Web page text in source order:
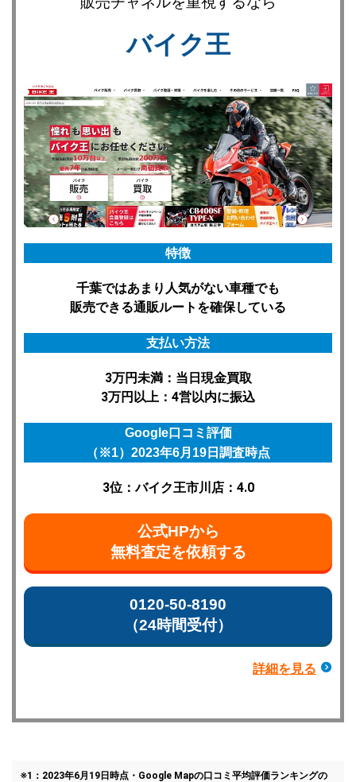
バイク王
特徴
千葉ではあまり人気がない車種でも
販売できる通販ルートを確保している
支払い方法
3万円未満：当日現金買取
3万円以上：4営以内に振込
Google口コミ評価
（※1）2023年6月19日調査時点
3位：バイク王市川店：4.0
公式HPから
無料査定を依頼する
0120-50-8190
（24時間受付）
詳細を見る
※1：2023年6月19日時点・Google Mapの口コミ平均評価ランキングの